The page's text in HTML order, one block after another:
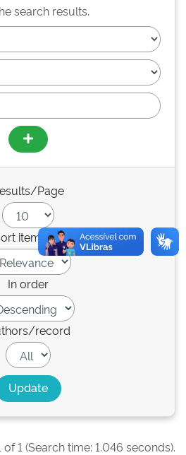
search results.
Page
items by
In order
record
of 1 (Search time: 1.046 seconds).